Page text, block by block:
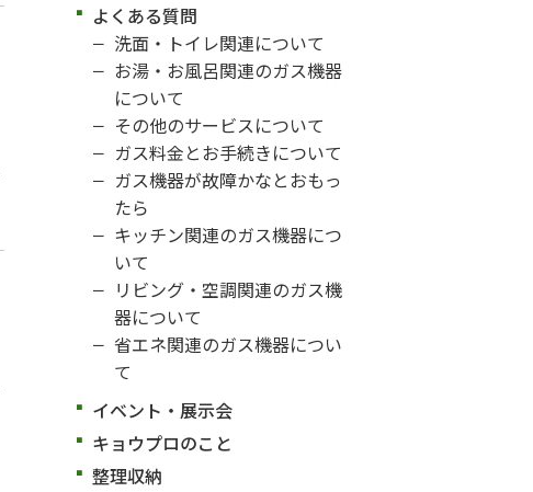
よくある質問
洗面・トイレ関連について
お湯・お風呂関連のガス機器
について
その他のサービスについて
ガス料金とお手続きについて
ガス機器が故障かなとおもっ
たら
キッチン関連のガス機器につ
いて
リビング・空調関連のガス機
器について
省エネ関連のガス機器につい
て
イベント・展示会
キョウプロのこと
整理収納